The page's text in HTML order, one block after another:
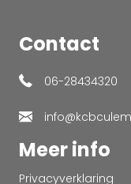
Contact
06-28434320
Meer info
Privacyverklaring